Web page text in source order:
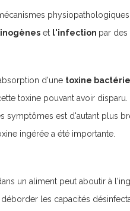
et l'infection par des
d'une toxine
toxine pouvant avoir
symptômes est d'autant plus
ingérée a été importante.
un aliment peut aboutir à
les capacités